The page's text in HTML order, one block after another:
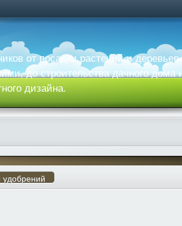
от посадки растений и деревьев
до строительства дачного дома
дизайна.